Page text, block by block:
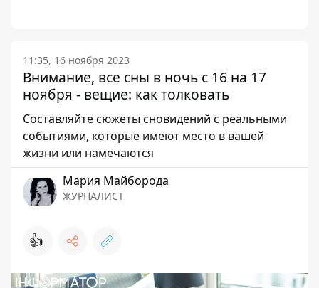
11:35, 16 ноября 2023
Внимание, все сны в ночь с 16 на 17
ноября - вещие: как толковать
Составляйте сюжеты сновидений с реальными
событиями, которые имеют место в вашей
жизни или намечаются
Мария Майборода
ЖУРНАЛИСТ
👍